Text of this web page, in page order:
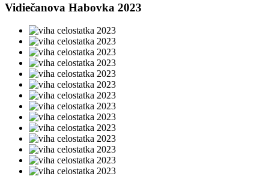
Vidiečanova Habovka 2023